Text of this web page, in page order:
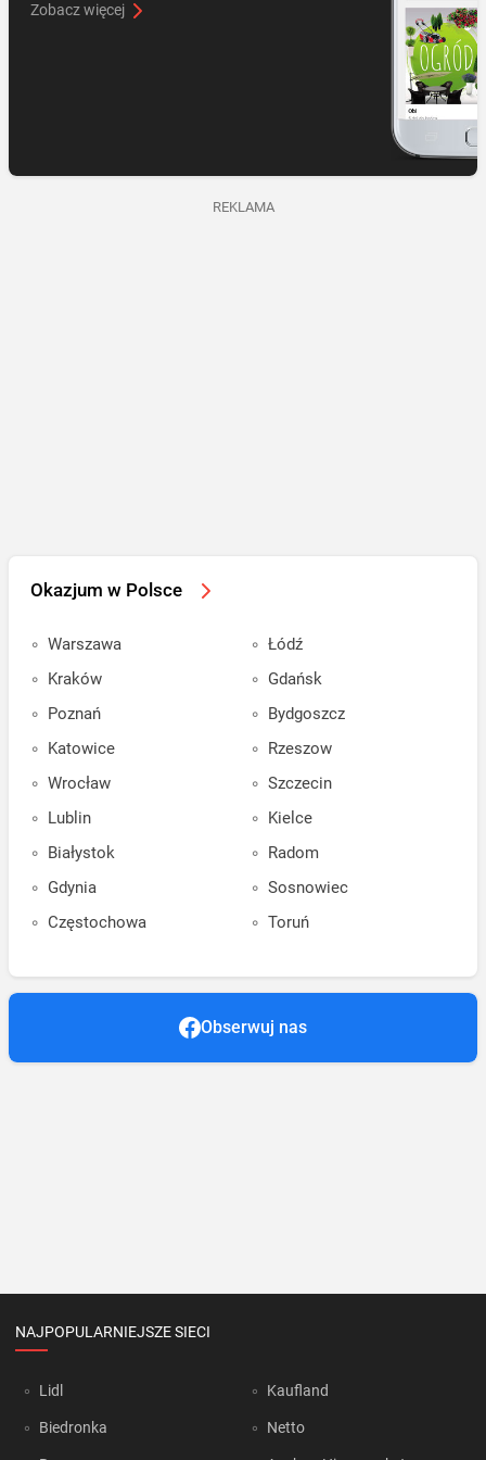
Zobacz więcej
REKLAMA
Okazjum w Polsce
Warszawa
Kraków
Poznań
Katowice
Wrocław
Lublin
Białystok
Gdynia
Częstochowa
Łódź
Gdańsk
Bydgoszcz
Rzeszow
Szczecin
Kielce
Radom
Sosnowiec
Toruń
Obserwuj nas
NAJPOPULARNIEJSZE SIECI
Lidl
Biedronka
Kaufland
Netto